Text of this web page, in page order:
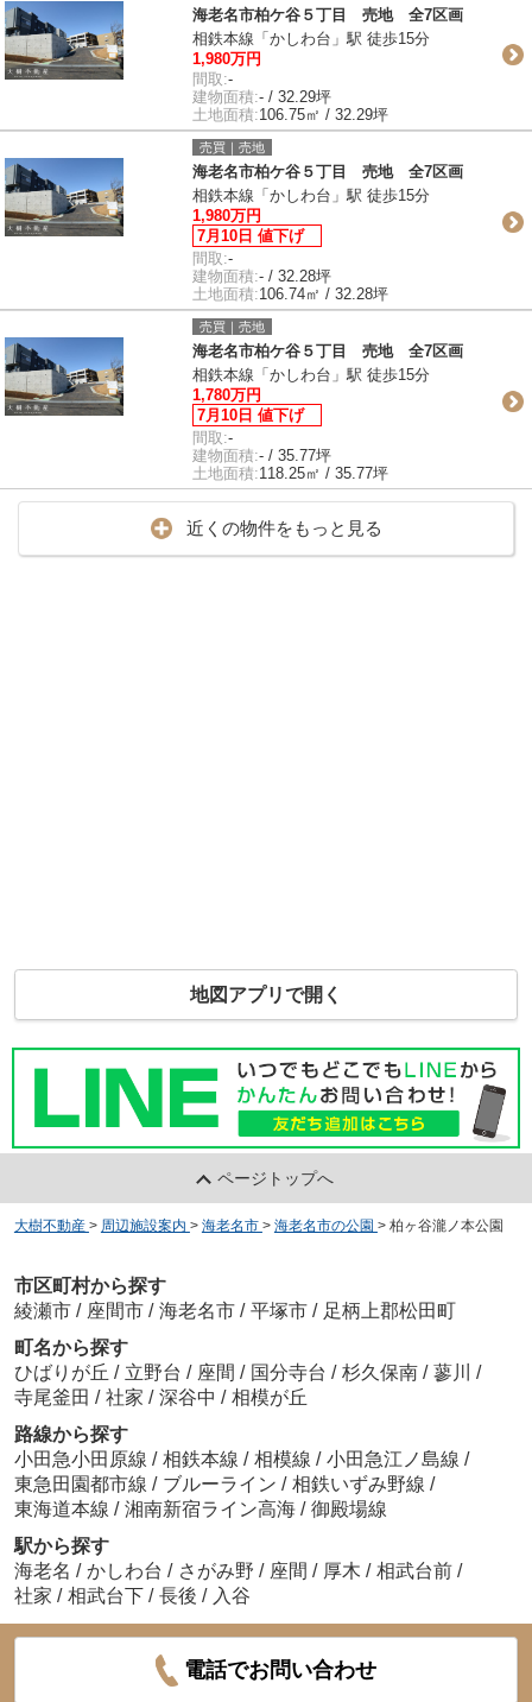
海老名市柏ケ谷５丁目 売地 全7区画
相鉄本線「かしわ台」駅 徒歩15分
1,980万円
間取:-
建物面積:- / 32.29坪
土地面積:106.75㎡ / 32.29坪
売買｜売地
海老名市柏ケ谷５丁目 売地 全7区画
相鉄本線「かしわ台」駅 徒歩15分
1,980万円
7月10日 値下げ
間取:-
建物面積:- / 32.28坪
土地面積:106.74㎡ / 32.28坪
売買｜売地
海老名市柏ケ谷５丁目 売地 全7区画
相鉄本線「かしわ台」駅 徒歩15分
1,780万円
7月10日 値下げ
間取:-
建物面積:- / 35.77坪
土地面積:118.25㎡ / 35.77坪
近くの物件をもっと見る
地図アプリで開く
ページトップへ
大樹不動産 > 周辺施設案内 > 海老名市 > 海老名市の公園 > 柏ヶ谷瀧ノ本公園
市区町村から探す
綾瀬市 / 座間市 / 海老名市 / 平塚市 / 足柄上郡松田町
町名から探す
ひばりが丘 / 立野台 / 座間 / 国分寺台 / 杉久保南 / 蓼川 /
寺尾釜田 / 社家 / 深谷中 / 相模が丘
路線から探す
小田急小田原線 / 相鉄本線 / 相模線 / 小田急江ノ島線 /
東急田園都市線 / ブルーライン / 相鉄いずみ野線 /
東海道本線 / 湘南新宿ライン高海 / 御殿場線
駅から探す
海老名 / かしわ台 / さがみ野 / 座間 / 厚木 / 相武台前 /
社家 / 相武台下 / 長後 / 入谷
電話でお問い合わせ